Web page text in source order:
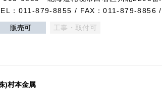
：011-879-8855 / FAX：011-879-8856
販売可 工事・取付可
)村本金属